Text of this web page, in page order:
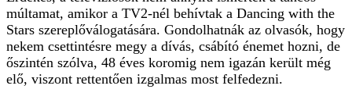
múltamat, amikor a TV2-nél behívtak a Dancing with the
Stars szereplőválogatására. Gondolhatnák az olvasók, hogy
nekem csettintésre megy a dívás, csábító énemet hozni, de
őszintén szólva, 48 éves koromig nem igazán került még
elő, viszont rettentően izgalmas most felfedezni.